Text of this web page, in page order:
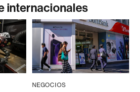
internacionales
NEGOCIOS